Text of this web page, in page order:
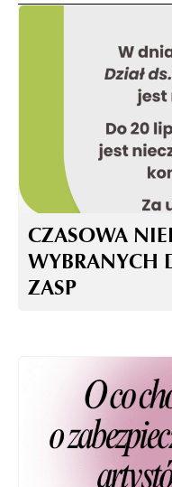
CZASOWA
WYBRANYCH
ZASP